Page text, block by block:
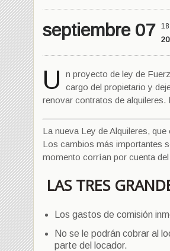
septiembre 07
U
n proyecto de ley de
cargo del propietario y
renovar contratos de alquileres.
La nueva Ley de Alquileres,
Los cambios más importantes
momento corrían por cuenta del
LAS TRES
Los gastos de comisión
No se le podrán cobrar al
parte del locador.